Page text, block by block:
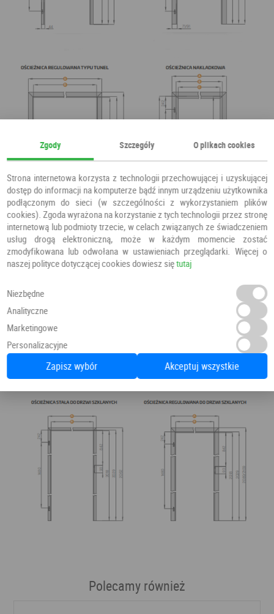
Polecamy również
Zgody Szczegóły O plikach cookies
Strona internetowa korzysta z technologii przechowującej i uzyskującej
dostęp do informacji na komputerze bądź innym urządzeniu użytkownika
podłączonym do sieci (w szczególności z wykorzystaniem plików
cookies). Zgoda wyrażona na korzystanie z tych technologii przez stronę
internetową lub podmioty trzecie, w celach związanych ze świadczeniem
usług drogą elektroniczną, może w każdym momencie zostać
zmodyfikowana lub odwołana w ustawieniach przeglądarki. Więcej o
naszej polityce dotyczącej cookies dowiesz siętutaj
Niezbędne
Analityczne
Marketingowe
Personalizacyjne
Zapisz wybór Akceptuj wszystkie